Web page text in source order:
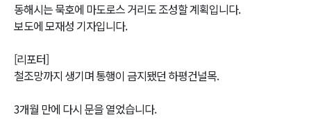
동해시는 묵호에 마도로스 거리도 조성할 계획입니다.
보도에 모재성 기자입니다.
[리포터]
철조망까지 생기며 통행이 금지됐던 하평건널목.
3개월 만에 다시 문을 열었습니다.